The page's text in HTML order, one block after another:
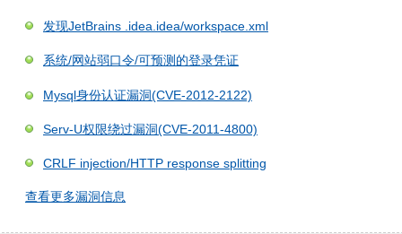
发现JetBrains .idea.idea/workspace.xml
系统/网站弱口令/可预测的登录凭证
Mysql身份认证漏洞(CVE-2012-2122)
Serv-U权限绕过漏洞(CVE-2011-4800)
CRLF injection/HTTP response splitting
查看更多漏洞信息